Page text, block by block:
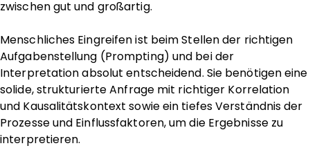
zwischen gut und großartig.
Menschliches Eingreifen ist beim Stellen der richtigen
Aufgabenstellung (Prompting) und bei der
Interpretation absolut entscheidend. Sie benötigen eine
solide, strukturierte Anfrage mit richtiger Korrelation
und Kausalitätskontext sowie ein tiefes Verständnis der
Prozesse und Einflussfaktoren, um die Ergebnisse zu
interpretieren.